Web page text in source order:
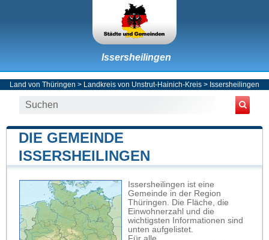
Issersheilingen
Land von Thüringen > Landkreis von Unstrut-Hainich-Kreis > Issersheilingen
DIE GEMEINDE
ISSERSHEILINGEN
Issersheilingen ist eine
Gemeinde in der Region
Thüringen. Die Fläche, die
Einwohnerzahl und die
wichtigsten Informationen sind
unten aufgelistet.